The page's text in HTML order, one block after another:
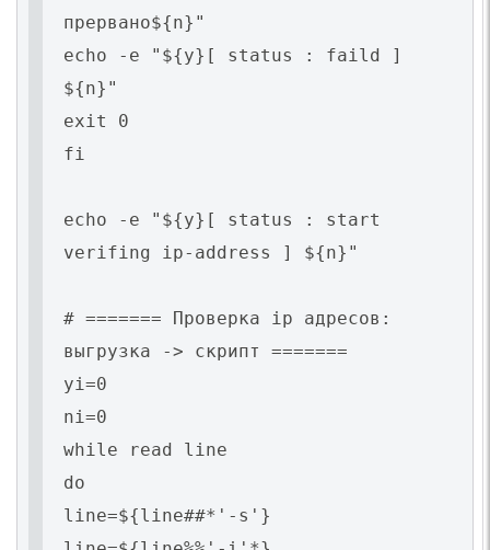
прервано${n}"
echo -e "${y}[ status : faild ]
${n}"
exit 0
fi
echo -e "${y}[ status : start
verifing ip-address ] ${n}"
# ======= Проверка ip адресов:
выгрузка -> скрипт =======
yi=0
ni=0
while read line
do
line=${line##*'-s'}